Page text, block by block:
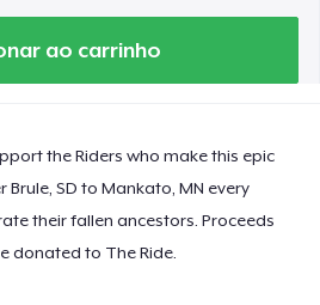
ao carrinho
the Riders who make this epic
SD to Mankato, MN every
their fallen ancestors. Proceeds
donated to The Ride.